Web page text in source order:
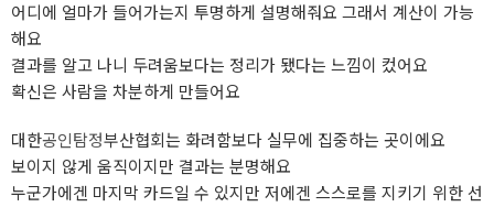
어디에 얼마가 들어가는지 투명하게 설명해줘요 그래서 계산이 가능
해요
결과를 알고 나니 두려움보다는 정리가 됐다는 느낌이 컸어요
확신은 사람을 차분하게 만들어요
대한공인탐정부산협회는 화려함보다 실무에 집중하는 곳이에요
보이지 않게 움직이지만 결과는 분명해요
누군가에겐 마지막 카드일 수 있지만 저에겐 스스로를 지키기 위한 선